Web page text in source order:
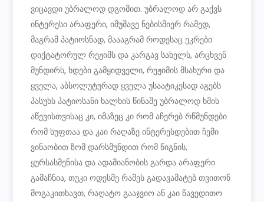
ვიცავდი უბრალოდ დგომით. უბრალოდ არ გაქვს
ინტერესი არაფერი, იმუშავე ნებისმიერ რამედ,
მაგრამ პატიოსნად, მაააგრამ როდესაც ეკრები
დიქტატორულ რეჟიმს და კარგავ სახელს, არცხვენ
მუნდირს, ხდები გამყიდველი, რეჟიმის მსახური და
ყველა, აბსოლუტურად ყველა უსაატიკესად აგებს
პასუხს პატიოსანი ხალხის წინაშე უბრალოდ ხმის
აწევისთვისაც კი, იმაზეც კი რომ აჩერებ რწმუნდები
რომ სუფთაა და კაი რაღაზე ინტერესდებით ჩემი
ვინაობით ზომ დარსმუნდით რომ წიგნის,
ყურსასმენისა და ადამიანობის გარდა არაფერი
გამაჩნია, თუკი ოდესმე რამეს გადავამატებ თვითონ
მოგაკითხავთ, რაღატო გააჯვიო ან კაი წავედითო